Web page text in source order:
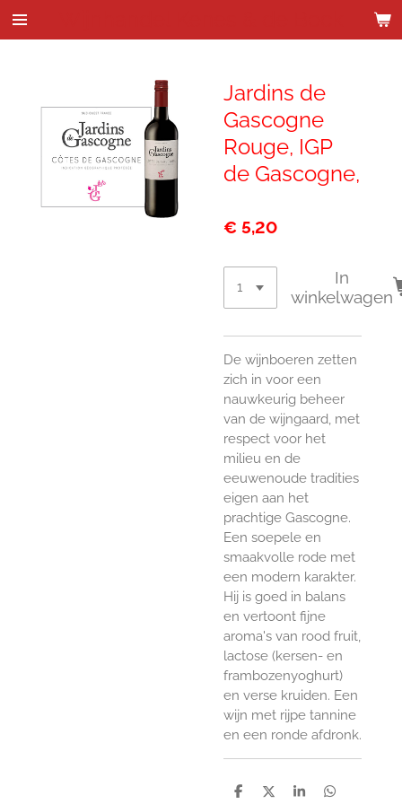
Ga
direct
Jardins de
Gascogne
Rouge, IGP
de Gascogne,
€ 5,20
In
winkelwagen
De wijnboeren zetten
zich in voor een
nauwkeurig beheer
van de wijngaard, met
respect voor het
milieu en de
eeuwenoude tradities
eigen aan het
prachtige Gascogne.
Een soepele en
smaakvolle rode met
een modern karakter.
Hij is goed in balans
en vertoont fijne
aroma's van rood fruit,
lactose (kersen- en
frambozenyoghurt)
en verse kruiden. Een
wijn met rijpe tannine
en een ronde afdronk.
D
D
S
D